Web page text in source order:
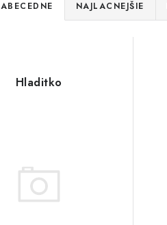
ABECEDNE NAJLACNEJŠIE
Hladitko